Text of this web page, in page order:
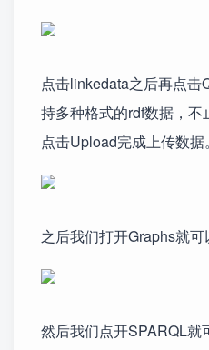
点击linkedata之后再点
持多种格式的rdf数据，不
点击Upload完成上传数据。
之后我们打开Graphs就可
然后我们点开SPARQL就